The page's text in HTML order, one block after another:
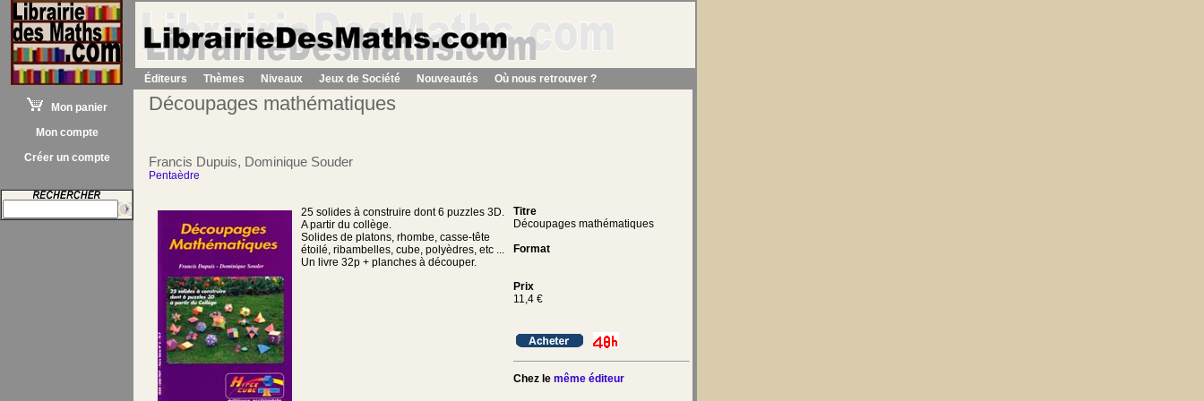
Mon panier
Mon compte
Créer un compte
Éditeurs Thèmes Niveaux Jeux de Société Nouveautés Où nous retrouver ?
Découpages mathématiques
Francis Dupuis, Dominique Souder
Pentaèdre
25 solides à construire dont 6 puzzles 3D.
A partir du collège.
Solides de platons, rhombe, casse-tête
étoilé, ribambelles, cube, polyèdres, etc ...
Un livre 32p + planches à découper.
Titre
Découpages mathématiques
Format
Prix
11,4 €
Chez le même éditeur